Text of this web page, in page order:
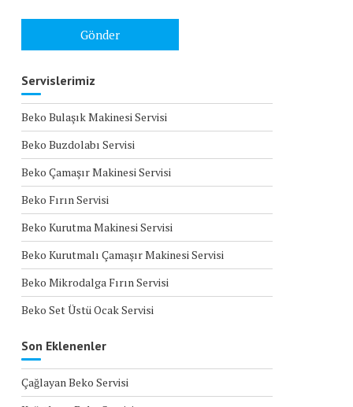
Servislerimiz
Beko Bulaşık Makinesi Servisi
Beko Buzdolabı Servisi
Beko Çamaşır Makinesi Servisi
Beko Fırın Servisi
Beko Kurutma Makinesi Servisi
Beko Kurutmalı Çamaşır Makinesi Servisi
Beko Mikrodalga Fırın Servisi
Beko Set Üstü Ocak Servisi
Son Eklenenler
Çağlayan Beko Servisi